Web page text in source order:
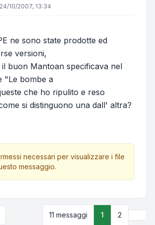
24/10/2007, 13:34
ne sono state prodotte ed
versioni,
buon Mantoan specificava nel
"Le bombe a
che ho ripulito e reso
si distinguono una dall' altra?
necessari per visualizzare i file
messaggio.
di visualizzazione e ordinamento
11 messaggi 1 2